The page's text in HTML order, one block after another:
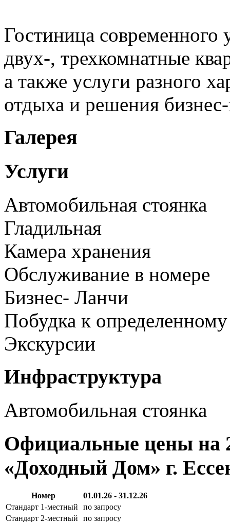
Гостиница современного
двух-, трехкомнатные
а также услуги разного
отдыха и решения
Галерея
Услуги
Автомобильная стоянка
Гладильная
Камера хранения
Обслуживание в номере
Бизнес- Ланчи
Побудка к
Экскурсии
Инфраструктура
Автомобильная стоянка
Официальные цены на
«Доходный Дом» г.
Номер
01.01.26 - 31.12.26
Стандарт 1-местный
по запросу
Стандарт 2-местный
по запросу